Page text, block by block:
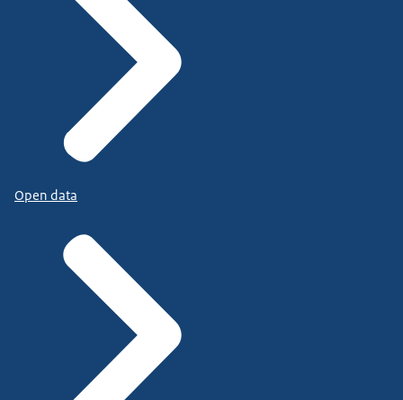
Open data